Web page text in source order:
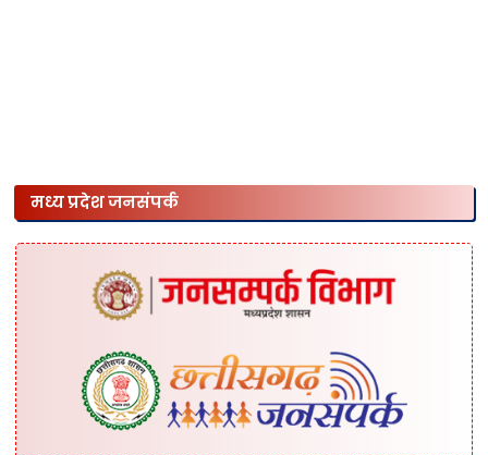
मध्य प्रदेश जनसंपर्क